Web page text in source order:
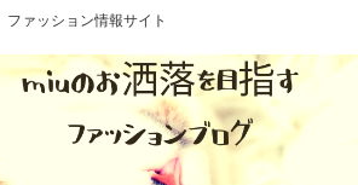
ファッション情報サイト